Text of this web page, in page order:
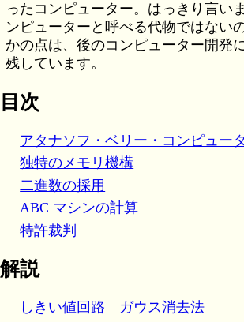
ったコンピューター。はっきり言い
ンピューターと呼べる代物ではない
かの点は、後のコンピューター開発
残しています。
目次
アタナソフ・ベリー・コンピュー
独特のメモリ機構
二進数の採用
ABC マシンの計算
特許裁判
解説
しきい値回路 ガウス消去法